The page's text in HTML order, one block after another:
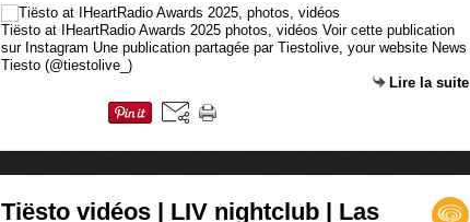
Tiësto at IHeartRadio Awards 2025 photos, vidéos Voir cette publication
sur Instagram Une publication partagée par Tiestolive, your website News
Tiesto (@tiestolive_)
Lire la suite
Tiësto vidéos | LIV nightclub | Las